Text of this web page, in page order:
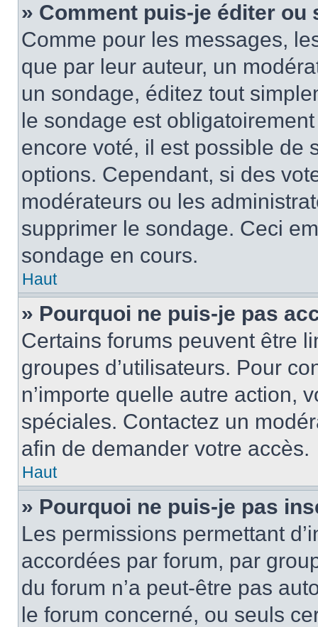
» Comment puis-je éditer ou
Comme pour les messages,
que par leur auteur, un
un sondage, éditez tout
le sondage est
encore voté, il est possible de
options. Cependant, si des
modérateurs ou les
supprimer le sondage. Ceci
sondage en cours.
Haut
» Pourquoi ne puis-je pas
Certains forums peuvent être
groupes d’utilisateurs. Pour
n’importe quelle autre action,
spéciales. Contactez un
afin de demander votre accès.
Haut
» Pourquoi ne puis-je pas
Les permissions permettant
accordées par forum, par
du forum n’a peut-être pas
le forum concerné, ou seuls